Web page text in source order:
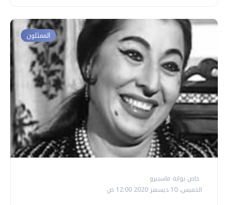
الممثلون
خاص بوابة ماسبيرو
الخميس، 10 ديسمبر 2020 12:00 ص